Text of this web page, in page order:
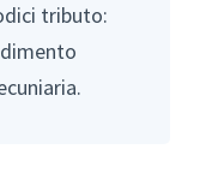
tributo: